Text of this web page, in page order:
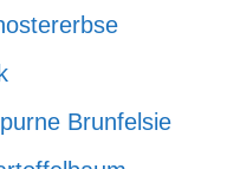
Brunfelsie